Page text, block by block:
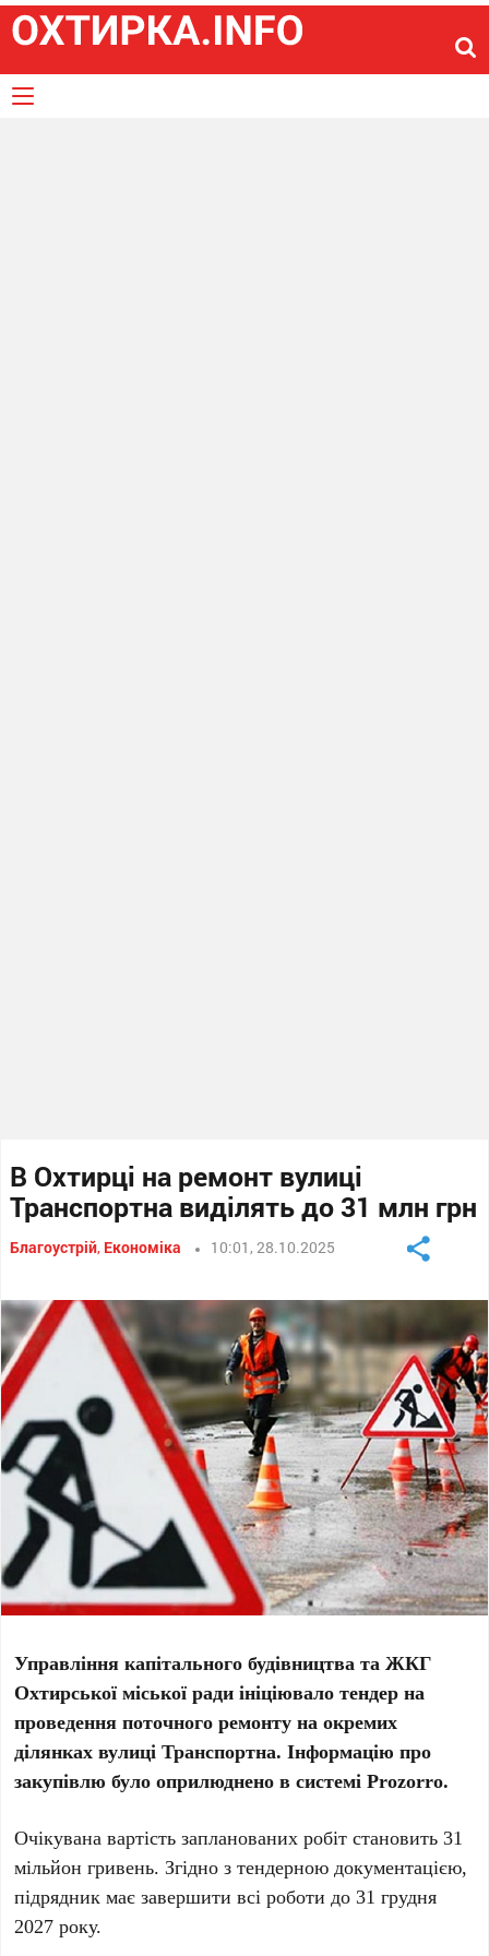
В Охтирці на ремонт вулиці
Транспортна виділять до 31 млн грн
Благоустрій, Економіка 10:01, 28.10.2025
Управління капітального будівництва та ЖКГ
Охтирської міської ради ініціювало тендер на
проведення поточного ремонту на окремих
ділянках вулиці Транспортна. Інформацію про
закупівлю було оприлюднено в системі Prozorro.
Очікувана вартість запланованих робіт становить31
мільйон гривень. Згідно з тендерною документацією,
підрядник має завершити всі роботи до31 грудня
2027 року.